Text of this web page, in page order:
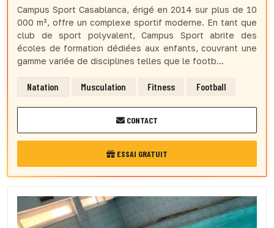
Campus Sport Casablanca, érigé en 2014 sur plus de 10
000 m², offre un complexe sportif moderne. En tant que
club de sport polyvalent, Campus Sport abrite des
écoles de formation dédiées aux enfants, couvrant une
gamme variée de disciplines telles que le footb...
Natation Musculation Fitness Football
CONTACT
ESSAI GRATUIT